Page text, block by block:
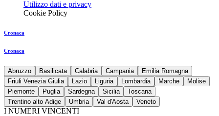
Utilizzo dati e privacy
Cookie Policy
Cronaca
Cronaca
Abruzzo Basilicata Calabria Campania
Emilia Romagna
Friuli Venezia Giulia
Lazio Liguria Lombardia Marche
Molise
Piemonte
Puglia Sardegna Sicilia
Toscana
Trentino alto Adige
Umbria Val d'Aosta Veneto
I NUMERI VINCENTI